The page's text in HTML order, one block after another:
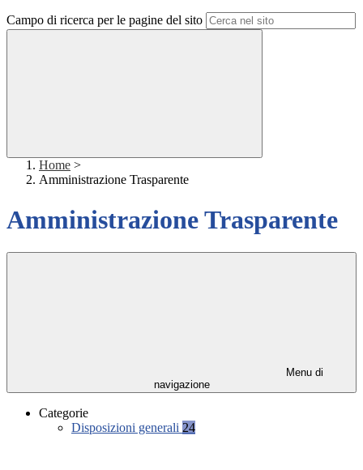
Campo di ricerca per le pagine del sito
Home >
Amministrazione Trasparente
Amministrazione Trasparente
Menu di
navigazione
Categorie
Disposizioni generali 24